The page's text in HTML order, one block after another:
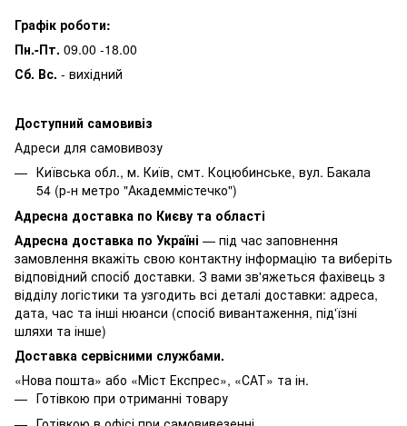
Графік роботи:
Пн.-Пт. 09.00 -18.00
Сб. Вс. - вихідний
Доступний самовивіз
Адреси для самовивозу
Київська обл., м. Київ, смт. Коцюбинське, вул. Бакала
54 (р-н метро "Академмістечко")
Адресна доставка по Києву та області
Адресна доставка по Україні — під час заповнення
замовлення вкажіть свою контактну інформацію та виберіть
відповідний спосіб доставки. З вами зв'яжеться фахівець з
відділу логістики та узгодить всі деталі доставки: адреса,
дата, час та інші нюанси (спосіб вивантаження, під'їзні
шляхи та інше)
Доставка сервісними службами.
«Нова пошта» або «Міст Експрес», «САТ» та ін.
Готівкою при отриманні товару